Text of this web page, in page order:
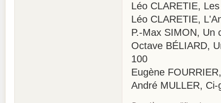
Léo CLARETIE,
Léo CLARETIE,
P.-Max SIMON, Un
Octave BÉLIARD,
100
Eugène
André MULLER,